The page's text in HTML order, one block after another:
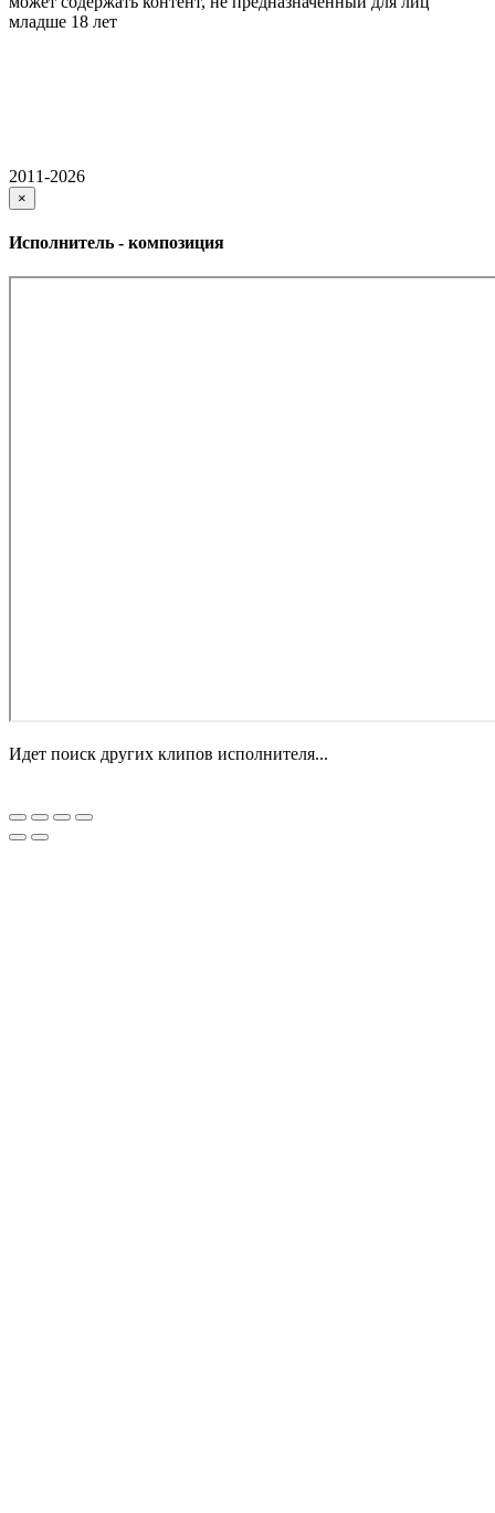
младше 18 лет
2011-2026
×
Исполнитель - композиция
Идет поиск других клипов исполнителя...